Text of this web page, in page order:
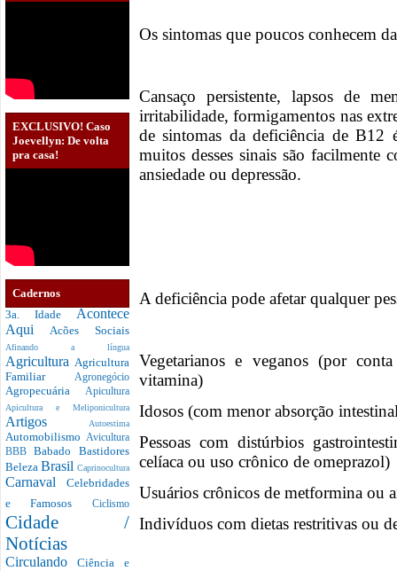
EXCLUSIVO! Caso
Joevellyn: De volta
pra casa!
Cadernos
3a. Idade Acontece
Aqui Acões Sociais
Afinando a língua
Agricultura Agricultura
Familiar Agronegócio
Agropecuária Apicultura
Apicultura e Meliponicultura
Artigos Autoestima
Automobilismo Avicultura
BBBBabado Bastidores
Beleza Brasil Caprinocultura
Carnaval Celebridades
e Famosos Ciclismo
Cidade /
Notícias
CirculandoCiência e
Os sintomas que poucos conhecem
Cansaço persistente, lapsos de
irritabilidade, formigamentos nas
de sintomas da deficiência de B12
muitos desses sinais são facilmente
ansiedade ou depressão.
A deficiência pode afetar qualquer
Vegetarianos e veganos (por
vitamina)
Idosos (com menor absorção
Pessoas com distúrbios
celíaca ou uso crônico de omeprazol)
Usuários crônicos de metformina ou
Indivíduos com dietas restritivas ou